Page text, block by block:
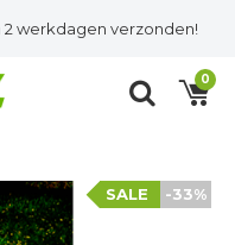
werkdagen verzonden!
0
-33%
SALE